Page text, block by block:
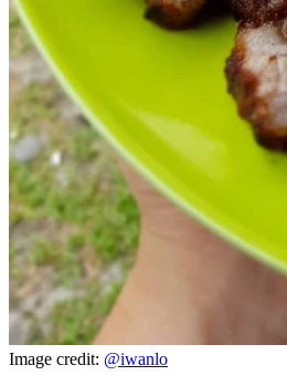
Image credit: @iwanlo